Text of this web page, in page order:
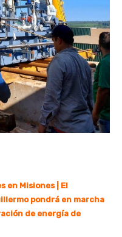
en Misiones | El
pondrá en marcha
de energía de